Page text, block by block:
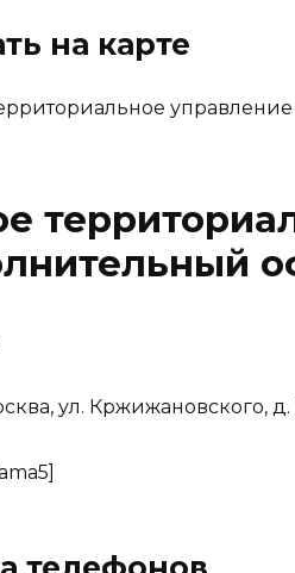
на карте
ул. Кржижановского, д.